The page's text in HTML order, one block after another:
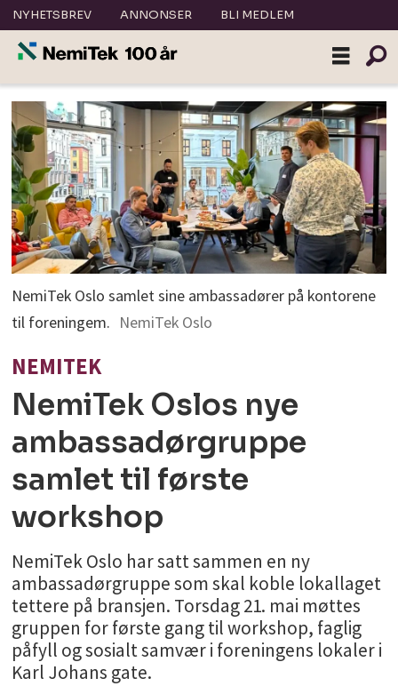
NYHETSBREV ANNONSER BLI MEDLEM
NemiTek Oslo samlet sine ambassadører på kontorene
til foreningem. NemiTek Oslo
NEMITEK
NemiTek Oslos nye
ambassadørgruppe
samlet til første
workshop
NemiTek Oslo har satt sammen en ny
ambassadørgruppe som skal koble lokallaget
tettere på bransjen. Torsdag 21. mai møttes
gruppen for første gang til workshop, faglig
påfyll og sosialt samvær i foreningens lokaler i
Karl Johans gate.